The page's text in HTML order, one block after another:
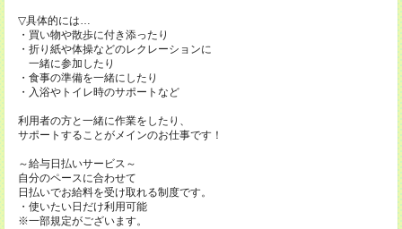
▽具体的には…
・買い物や散歩に付き添ったり
・折り紙や体操などのレクレーションに
一緒に参加したり
・食事の準備を一緒にしたり
・入浴やトイレ時のサポートなど
利用者の方と一緒に作業をしたり、
サポートすることがメインのお仕事です！
～給与日払いサービス～
自分のペースに合わせて
日払いでお給料を受け取れる制度です。
・使いたい日だけ利用可能
※一部規定がございます。